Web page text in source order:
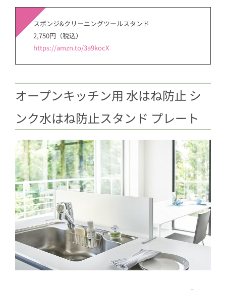
スポンジ&クリーニングツールスタンド
2,750円（税込）
https://amzn.to/3a9kocX
オープンキッチン用 水はね防止 シ
ンク水はね防止スタンド プレート